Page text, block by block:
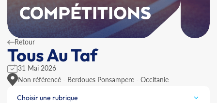
COMPÉTITIONS
Retour
Tous Au Taf
31 Mai 2026
Non référencé - Berdoues Ponsampere - Occitanie
Choisir une rubrique